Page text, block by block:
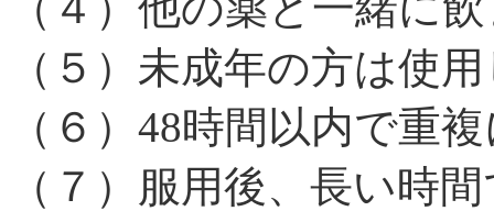
（５）未成年の方は使
（６）48時間以内で重
（７）服用後、長い時